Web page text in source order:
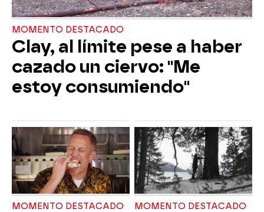
MOMENTO DESTACADO
Clay, al límite pese a haber
cazado un ciervo: "Me
estoy consumiendo"
MOMENTO DESTACADO MOMENTO DESTACADO